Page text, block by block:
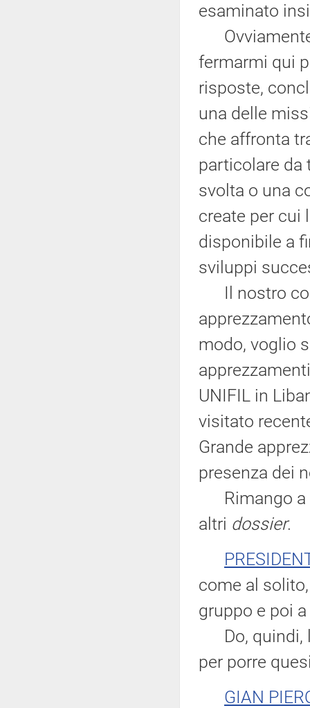
esaminato
fermarmi qui
risposte,
una delle
che affronta
particolare da
svolta o una
create per cui
disponibile a
sviluppi
Il nostro
modo, voglio
UNIFIL in
visitato
Grande
presenza dei
Rimango a
altri dossier.
come al
gruppo e poi
Do, quindi,
per porre
GIAN